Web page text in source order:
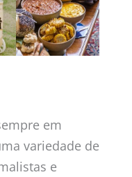
em
variedade de
e